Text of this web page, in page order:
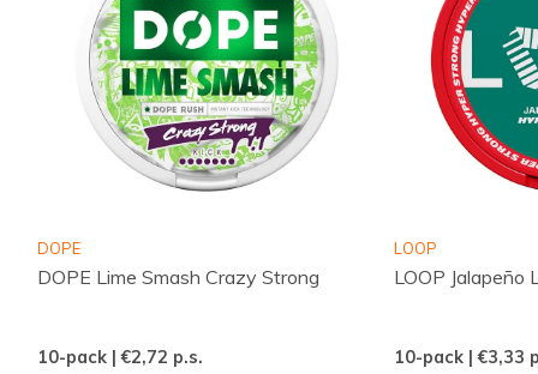
Ervaar het Verschil Vandaag Nog
Wacht niet langer en ontdek zelf waarom de R4VE -
Frozen Citrus Extra Strong een favoriet is onder
nicotinezakjesgebruikers. Met onze wereldwijde
verzending en garantie op kwaliteit en authenticiteit,
aankoopervaring. Bezoek
Snussie.com
en voeg deze
DOPE
DOPE Lime Smash Crazy Strong
10-pack | €2,72 p.s.
LOOP
LOOP Jalapeño
10-pack | €3,33